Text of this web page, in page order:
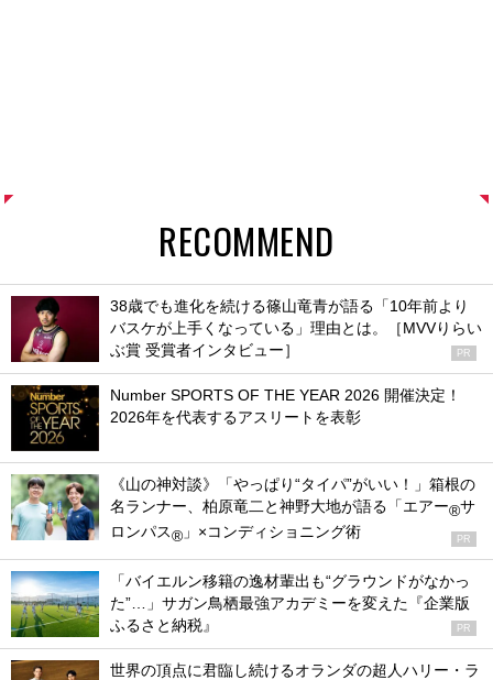
RECOMMEND
38歳でも進化を続ける篠山竜青が語る「10年前より
バスケが上手くなっている」理由とは。［MVVりらい
ぶ賞 受賞者インタビュー］
PR
Number SPORTS OF THE YEAR 2026 開催決定！
2026年を代表するアスリートを表彰
《山の神対談》「やっぱり“タイパ”がいい！」箱根の
名ランナー、柏原竜二と神野大地が語る「エアー®サ
ロンパス® 」×コンディショニング術 PR
「バイエルン移籍の逸材輩出も“グラウンドがなかっ
た”…」サガン鳥栖最強アカデミーを変えた『企業版
ふるさと納税』
PR
世界の頂点に君臨し続けるオランダの超人ハリー・ラ